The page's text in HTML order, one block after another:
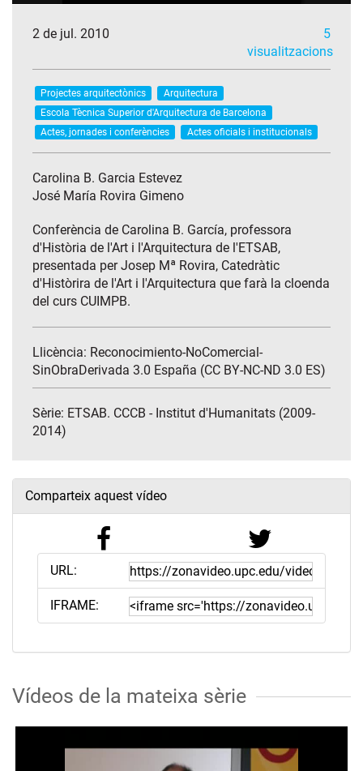
2 de jul. 2010
5
visualitzacions
Projectes arquitectònics
Arquitectura
Escola Tècnica Superior d'Arquitectura de Barcelona
Actes, jornades i conferències
Actes oficials i institucionals
Carolina B. Garcia Estevez
José María Rovira Gimeno
Conferència de Carolina B. García, professora
d'Història de l'Art i l'Arquitectura de l'ETSAB,
presentada per Josep Mª Rovira, Catedràtic
d'Històrira de l'Art i l'Arquitectura que farà la cloenda
del curs CUIMPB.
Llicència: Reconocimiento-NoComercial-
SinObraDerivada 3.0 España (CC BY-NC-ND 3.0 ES)
Sèrie: ETSAB. CCCB - Institut d'Humanitats (2009-
2014)
Comparteix aquest vídeo
URL:
IFRAME:
Vídeos de la mateixa sèrie